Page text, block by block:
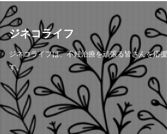
ジネコライフ
ジネコライフは、不妊治療を頑張る皆さんを応
す。